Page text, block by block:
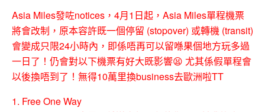
Asia Miles發咗notices，4月1日起，Asia Miles單程機票
將會改制，原本容許既一個停留 (stopover) 或轉機 (transit)
會變成只限24小時內，即係唔再可以留喺果個地方玩多過
一日了！仍會對以下機票有好大既影響😫 尤其係假單程會
以後換唔到了！無得10萬里換business去歐洲啦TT
1. Free One Way